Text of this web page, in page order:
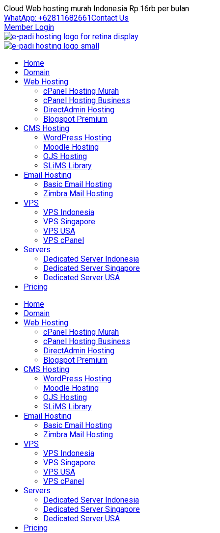
Cloud Web hosting murah Indonesia Rp.16rb per bulan
WhatApp: +62811682661Contact Us
Member Login
Home
Domain
Web Hosting
cPanel Hosting Murah
cPanel Hosting Business
DirectAdmin Hosting
Blogspot Premium
CMS Hosting
WordPress Hosting
Moodle Hosting
OJS Hosting
SLiMS Library
Email Hosting
Basic Email Hosting
Zimbra Mail Hosting
VPS
VPS Indonesia
VPS Singapore
VPS USA
VPS cPanel
Servers
Dedicated Server Indonesia
Dedicated Server Singapore
Dedicated Server USA
Pricing
Home
Domain
Web Hosting
cPanel Hosting Murah
cPanel Hosting Business
DirectAdmin Hosting
Blogspot Premium
CMS Hosting
WordPress Hosting
Moodle Hosting
OJS Hosting
SLiMS Library
Email Hosting
Basic Email Hosting
Zimbra Mail Hosting
VPS
VPS Indonesia
VPS Singapore
VPS USA
VPS cPanel
Servers
Dedicated Server Indonesia
Dedicated Server Singapore
Dedicated Server USA
Pricing